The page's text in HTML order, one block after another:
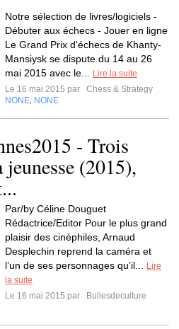
Notre sélection de livres/logiciels -
Débuter aux échecs - Jouer en ligne
Le Grand Prix d'échecs de Khanty-
Mansiysk se dispute du 14 au 26
mai 2015 avec le...
Lire la suite
Le 16 mai 2015 par
Chess & Strategy
NONE NONE
- Trois
(2015),
Par/by Céline Douguet
Rédactrice/Editor Pour le plus grand
plaisir des cinéphiles, Arnaud
Desplechin reprend la caméra et
l’un de ses personnages qu’il...
Lire
la suite
Le 16 mai 2015 par
Bullesdeculture